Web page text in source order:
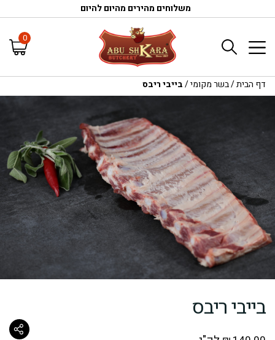
משלוחים מהירים מהיום להיום
0
דף הבית/בשר מקומי/בייבי ריבס
בייבי ריבס